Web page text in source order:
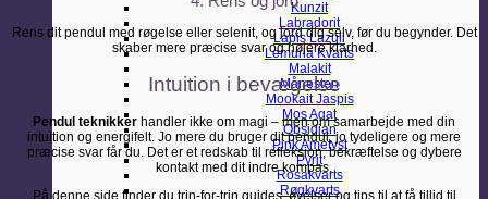
Kunzit
Labradorit
Lapis Lazuli
Lemuria Kvarts
Malakit
Månesten
Mookait Jaspis
Mos Agat
Obsidian
Pink Ametyst
Pyrit
Rosakvarts
Røgkvarts
Rens dit pendul med røgelse eller selenit, og jord dig selv, før du begynder. Det
skaber mere præcise svar og højere klarhed.
Intuition i bevægelse
Pendul teknikker handler ikke om magi – men om samarbejde med din
intuition og energifelt. Jo mere du bruger dit pendul, jo tydeligere og mere
præcise svar får du. Det er et redskab til refleksion, bekræftelse og dybere
kontakt med dit indre kompas.
På denne side finder du trin-for-trin guides, øvelser og tips til at få tillid til